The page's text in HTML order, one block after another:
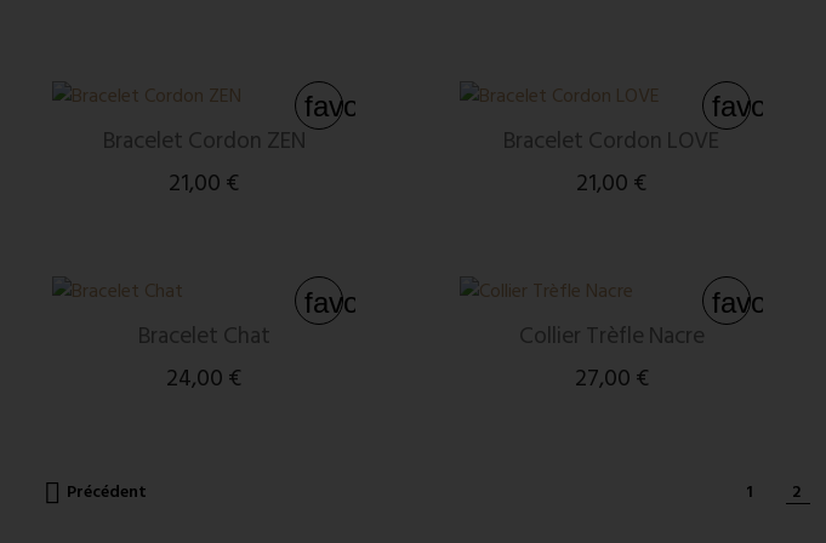
Bracelet Cordon ZEN
21,00 €
favorite_border
Bracelet Cordon LOVE
21,00 €
Bracelet Chat
24,00 €
favorite_border
Collier Trèfle Nacre
27,00 €
 Précédent 1 2